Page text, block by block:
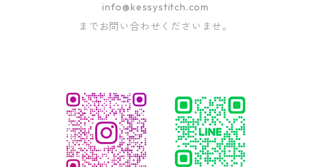
info@kessystitch.com
までお問い合わせくださいませ。